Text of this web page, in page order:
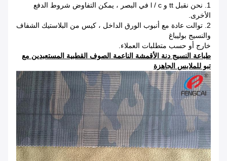
1. نحن نقبل tt و l / c في البصر ، يمكن التفاوض شروط الدفع
الأخرى.
2. توالت عادة مع أنبوب الورق الداخل ، كيس من البلاستيك الشفاف
والنسيج بوليباغ
خارج أو حسب متطلبات العملاء.
طباعة النسيج دنة الأقمشة الناعمة الصوف القطبية المستعبدين مع
تبو للملابس الجاهزة